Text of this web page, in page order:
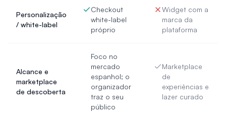
Personalização
/ white-label
Checkout
white-label
próprio
Widget com a
marca da
plataforma
Alcance e
marketplace
de descoberta
Foco no
mercado
espanhol; o
organizador
traz o seu
público
Marketplace
de
experiências e
lazer curado